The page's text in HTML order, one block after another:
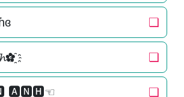
❏
❏
🅰🅽🅷☜ ❏